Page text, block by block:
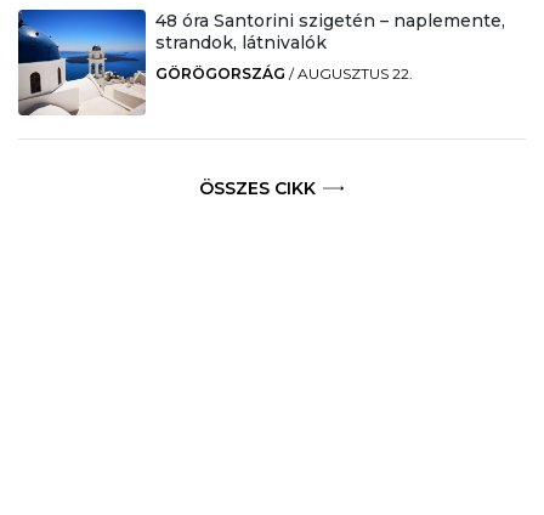
48 óra Santorini szigetén – naplemente,
strandok, látnivalók
GÖRÖGORSZÁG /AUGUSZTUS 22.
ÖSSZES CIKK